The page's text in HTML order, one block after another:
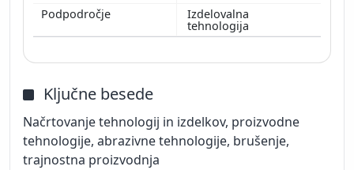
Izdelovalna
tehnologija
Ključne besede
Načrtovanje tehnologij in izdelkov, proizvodne
tehnologije, abrazivne tehnologije, brušenje,
trajnostna proizvodnja